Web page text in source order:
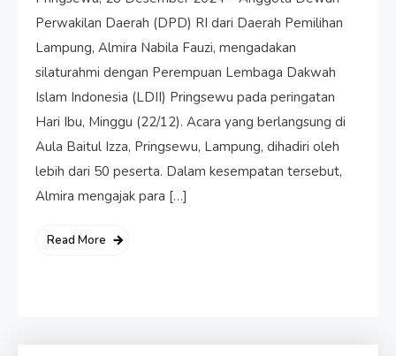
Perwakilan Daerah (DPD) RI dari Daerah Pemilihan
Lampung, Almira Nabila Fauzi, mengadakan
silaturahmi dengan Perempuan Lembaga Dakwah
Islam Indonesia (LDII) Pringsewu pada peringatan
Hari Ibu, Minggu (22/12). Acara yang berlangsung di
Aula Baitul Izza, Pringsewu, Lampung, dihadiri oleh
lebih dari 50 peserta. Dalam kesempatan tersebut,
Almira mengajak para […]
Read More